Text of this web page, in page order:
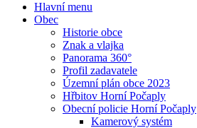
Hlavní menu
Obec
Historie obce
Znak a vlajka
Panorama 360°
Profil zadavatele
Územní plán obce 2023
Hřbitov Horní Počaply
Obecní policie Horní Počaply
Kamerový systém